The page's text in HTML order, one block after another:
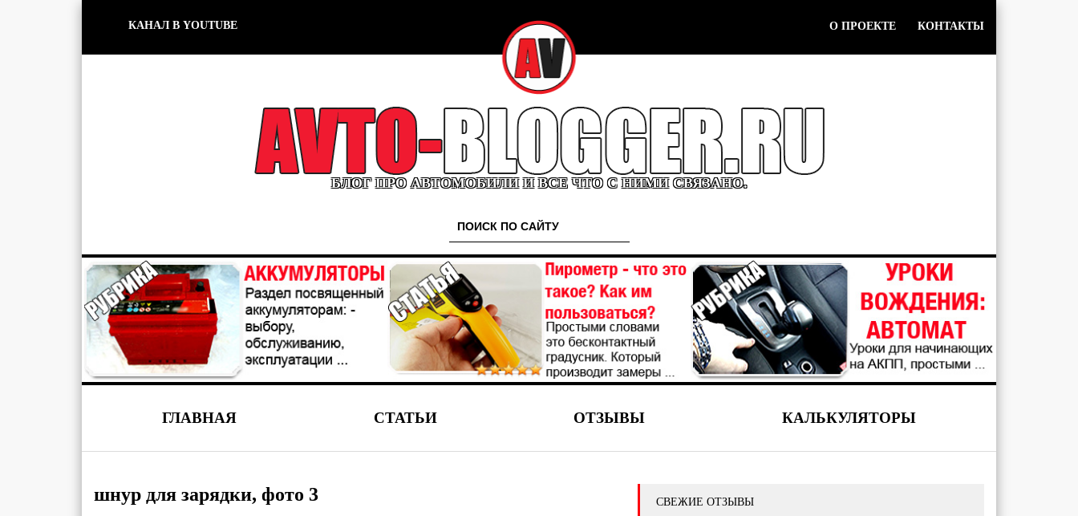
КАНАЛ В YOUTUBE О ПРОЕКТЕ КОНТАКТЫ
БЛОГ ПРО АВТОМОБИЛИ И ВСЕ ЧТО С НИМИ СВЯЗАНО.
ГЛАВНАЯ СТАТЬИ ОТЗЫВЫ КАЛЬКУЛЯТОРЫ
шнур для зарядки, фото 3 СВЕЖИЕ ОТЗЫВЫ